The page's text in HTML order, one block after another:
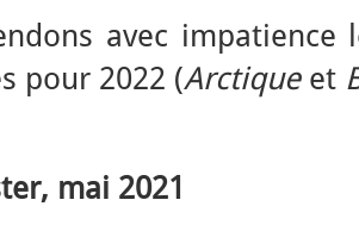
avec impatience
pour 2022 (Arctique et
mai 2021